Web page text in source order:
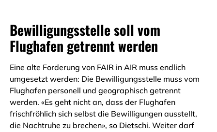
Bewilligungsstelle soll vom
Flughafen getrennt werden
Eine alte Forderung von FAIR in AIR muss endlich
umgesetzt werden: Die Bewilligungsstelle muss vom
Flughafen personell und geographisch getrennt
werden. «Es geht nicht an, dass der Flughafen
frischfröhlich sich selbst die Bewilligungen ausstellt,
die Nachtruhe zu brechen», so Dietschi. Weiter darf